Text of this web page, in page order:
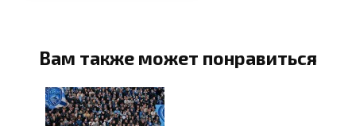
Вам также может понравиться